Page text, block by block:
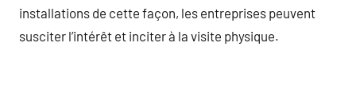
installations de cette façon, les entreprises peuvent
susciter l’intérêt et inciter à la visite physique.